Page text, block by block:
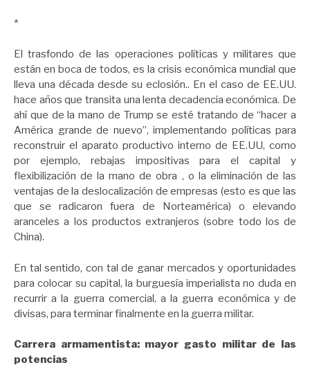
*
El trasfondo de las operaciones políticas y militares que
están en boca de todos, es la crisis económica mundial que
lleva una década desde su eclosión.. En el caso de EE.UU.
hace años que transita una lenta decadencia económica. De
ahí que de la mano de Trump se esté tratando de “hacer a
América grande de nuevo”, implementando políticas para
reconstruir el aparato productivo interno de EE.UU, como
por ejemplo, rebajas impositivas para el capital y
flexibilización de la mano de obra , o la eliminación de las
ventajas de la deslocalización de empresas (esto es que las
que se radicaron fuera de Norteamérica) o elevando
aranceles a los productos extranjeros (sobre todo los de
China).
En tal sentido, con tal de ganar mercados y oportunidades
para colocar su capital, la burguesía imperialista no duda en
recurrir a la guerra comercial, a la guerra económica y de
divisas, para terminar finalmente en la guerra militar.
Carrera armamentista: mayor gasto militar de las
potencias